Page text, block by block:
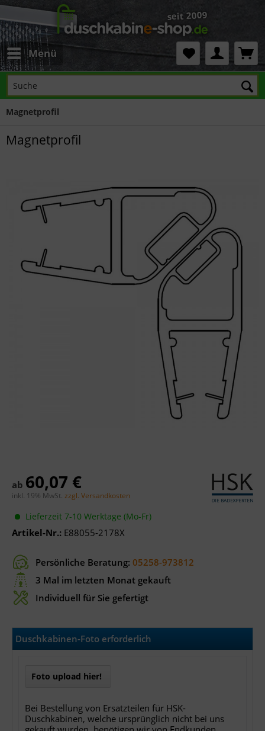
Menü
Magnetprofil
Magnetprofil
ab 60,07 €
inkl. 19% MwSt. zzgl. Versandkosten
Lieferzeit 7-10 Werktage (Mo-Fr)
Artikel-Nr.: E88055-2178X
Persönliche Beratung: 05258-973812
3 Mal im letzten Monat gekauft
Individuell für Sie gefertigt
Duschkabinen-Foto erforderlich
Foto upload hier!
Bei Bestellung von Ersatzteilen für HSK-
Duschkabinen, welche ursprünglich nicht bei uns